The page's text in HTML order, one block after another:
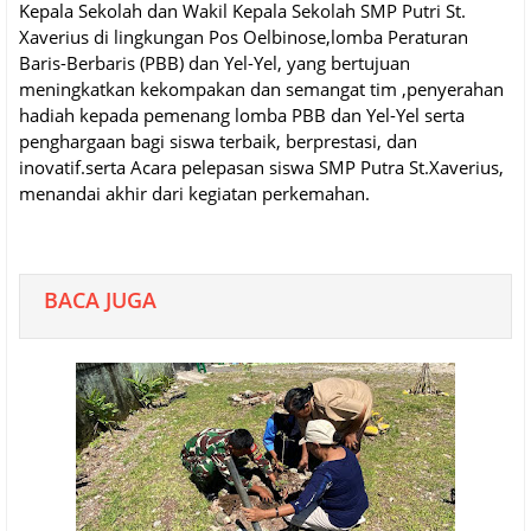
Kepala Sekolah dan Wakil Kepala Sekolah SMP Putri St.
Xaverius di lingkungan Pos Oelbinose,lomba Peraturan
Baris-Berbaris (PBB) dan Yel-Yel, yang bertujuan
meningkatkan kekompakan dan semangat tim ,penyerahan
hadiah kepada pemenang lomba PBB dan Yel-Yel serta
penghargaan bagi siswa terbaik, berprestasi, dan
inovatif.serta Acara pelepasan siswa SMP Putra St.Xaverius,
menandai akhir dari kegiatan perkemahan.
BACA JUGA